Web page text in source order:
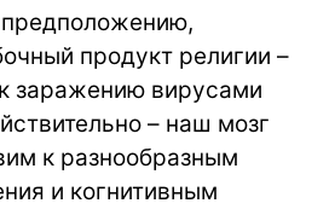
продукт религии –
заражению вирусами
– наш мозг
к разнообразным
и когнитивным